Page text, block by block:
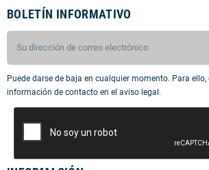
BOLETÍN INFORMATIVO
Puede darse de baja en cualquier momento. Para
información de contacto en el aviso legal.